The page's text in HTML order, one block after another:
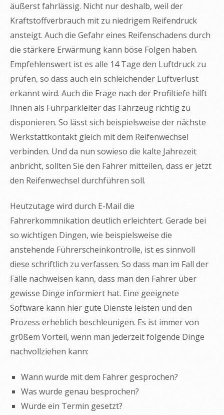
äußerst fahrlässig. Nicht nur deshalb, weil der
Kraftstoffverbrauch mit zu niedrigem Reifendruck
ansteigt. Auch die Gefahr eines Reifenschadens durch
die stärkere Erwärmung kann böse Folgen haben.
Empfehlenswert ist es alle 14 Tage den Luftdruck zu
prüfen, so dass auch ein schleichender Luftverlust
erkannt wird. Auch die Frage nach der Profiltiefe hilft
Ihnen als Fuhrparkleiter das Fahrzeug richtig zu
disponieren. So lässt sich beispielsweise der nächste
Werkstattkontakt gleich mit dem Reifenwechsel
verbinden. Und da nun sowieso die kalte Jahrezeit
anbricht, sollten Sie den Fahrer mitteilen, dass er jetzt
den Reifenwechsel durchführen soll.
Heutzutage wird durch E-Mail die
Fahrerkommnikation deutlich erleichtert. Gerade bei
so wichtigen Dingen, wie beispielsweise die
anstehende Führerscheinkontrolle, ist es sinnvoll
diese schriftlich zu verfassen. So dass man im Fall der
Fälle nachweisen kann, dass man den Fahrer über
gewisse Dinge informiert hat. Eine geeignete
Software kann hier gute Dienste leisten und den
Prozess erheblich beschleunigen. Es ist immer von
gr0ßem Vorteil, wenn man jederzeit folgende Dinge
nachvollziehen kann:
Wann wurde mit dem Fahrer gesprochen?
Was wurde genau besprochen?
Wurde ein Termin gesetzt?